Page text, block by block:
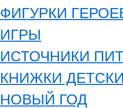
ФИГУРКИ
ИГРЫ
ИСТОЧНИКИ
КНИЖКИ
НОВЫЙ ГОД